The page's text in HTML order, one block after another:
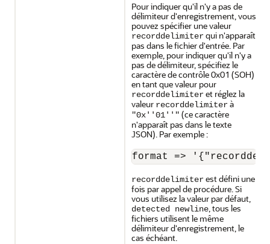
Pour indiquer qu'il n'y a pas de
délimiteur d'enregistrement, vous
pouvez spécifier une valeur
recorddelimiterqui n'apparaît
pas dans le fichier d'entrée. Par
exemple, pour indiquer qu'il n'y a
pas de délimiteur, spécifiez le
caractère de contrôle 0x01 (SOH)
en tant que valeur pour
recorddelimiteret réglez la
valeur recorddelimiterà
"0x''01''" (ce caractère
n'apparaît pas dans le texte
JSON). Par exemple :
format =>
recorddelimiterest défini une
fois par appel de procédure. Si
vous utilisez la valeur par défaut,
detected newline, tous les
fichiers utilisent le même
délimiteur d'enregistrement, le
cas échéant.